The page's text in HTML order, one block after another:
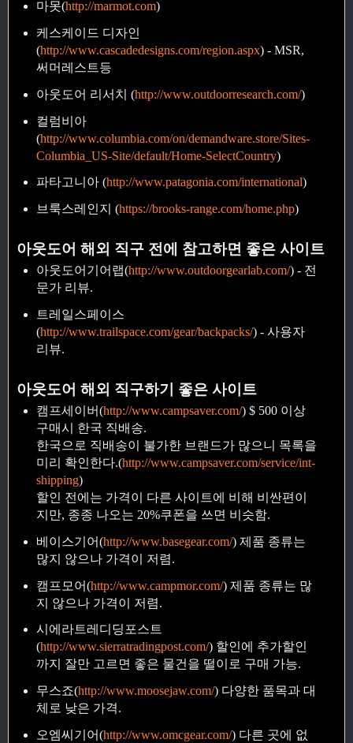
마못(http://marmot.com)
케스케이드 디자인
(http://www.cascadedesigns.com/region.aspx) - MSR,
써머레스트등
아웃도어 리서치 (http://www.outdoorresearch.com/)
컬럼비아
(http://www.columbia.com/on/demandware.store/Sites-
Columbia_US-Site/default/Home-SelectCountry)
파타고니아 (http://www.patagonia.com/international)
브룩스레인지 (https://brooks-range.com/home.php)
아웃도어 해외 직구 전에 참고하면 좋은 사이트
아웃도어기어랩(http://www.outdoorgearlab.com/) - 전
문가 리뷰.
트레일스페이스
(http://www.trailspace.com/gear/backpacks/) - 사용자
리뷰.
아웃도어 해외 직구하기 좋은 사이트
캠프세이버(http://www.campsaver.com/) $ 500 이상
구매시 한국 직배송.
한국으로 직배송이 불가한 브랜드가 많으니 목록을
미리 확인한다.(http://www.campsaver.com/service/int-
shipping)
할인 전에는 가격이 다른 사이트에 비해 비싼편이
지만, 종종 나오는 20%쿠폰을 쓰면 비슷함.
베이스기어(http://www.basegear.com/) 제품 종류는
많지 않으나 가격이 저렴.
캠프모어(http://www.campmor.com/) 제품 종류는 많
지 않으나 가격이 저렴.
시에라트레디딩포스트
(http://www.sierratradingpost.com/) 할인에 추가할인
까지 잘만 고르면 좋은 물건을 떨이로 구매 가능.
무스죠(http://www.moosejaw.com/) 다양한 품목과 대
체로 낮은 가격.
오엠씨기어(http://www.omcgear.com/) 다른 곳에 없